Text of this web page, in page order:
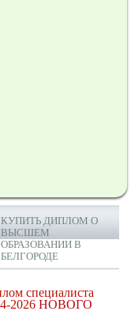
КУПИТЬ ДИПЛОМ О
ВЫСШЕМ
ОБРАЗОВАНИИ В
БЕЛГОРОДЕ
специалиста
2026 НОВОГО